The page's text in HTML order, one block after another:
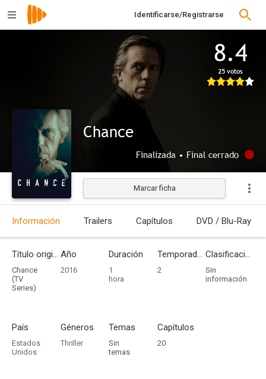
Identificarse/Registrarse
8.4
25 votos
Chance
Finalizada • Final cerrado
Marcar ficha
Información Trailers Capítulos DVD / Blu-Ray
Título original
Chance
(TV
Series)
Año
2016
Duración
1
hora
Temporadas
2
Clasificación por edades
Sin
información
País
Estados
Unidos
Géneros
Thriller
Temas
Sin
temas
Capítulos
20